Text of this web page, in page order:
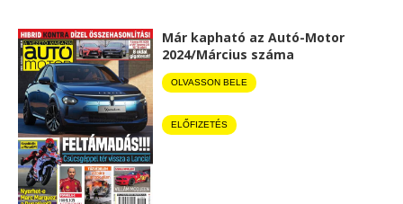
Már kapható az Autó-Motor
2024/Március száma
OLVASSON BELE
ELŐFIZETÉS